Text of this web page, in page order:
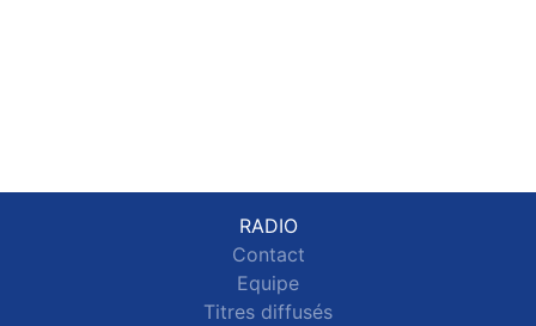
RADIO
Contact
Equipe
Titres diffusés